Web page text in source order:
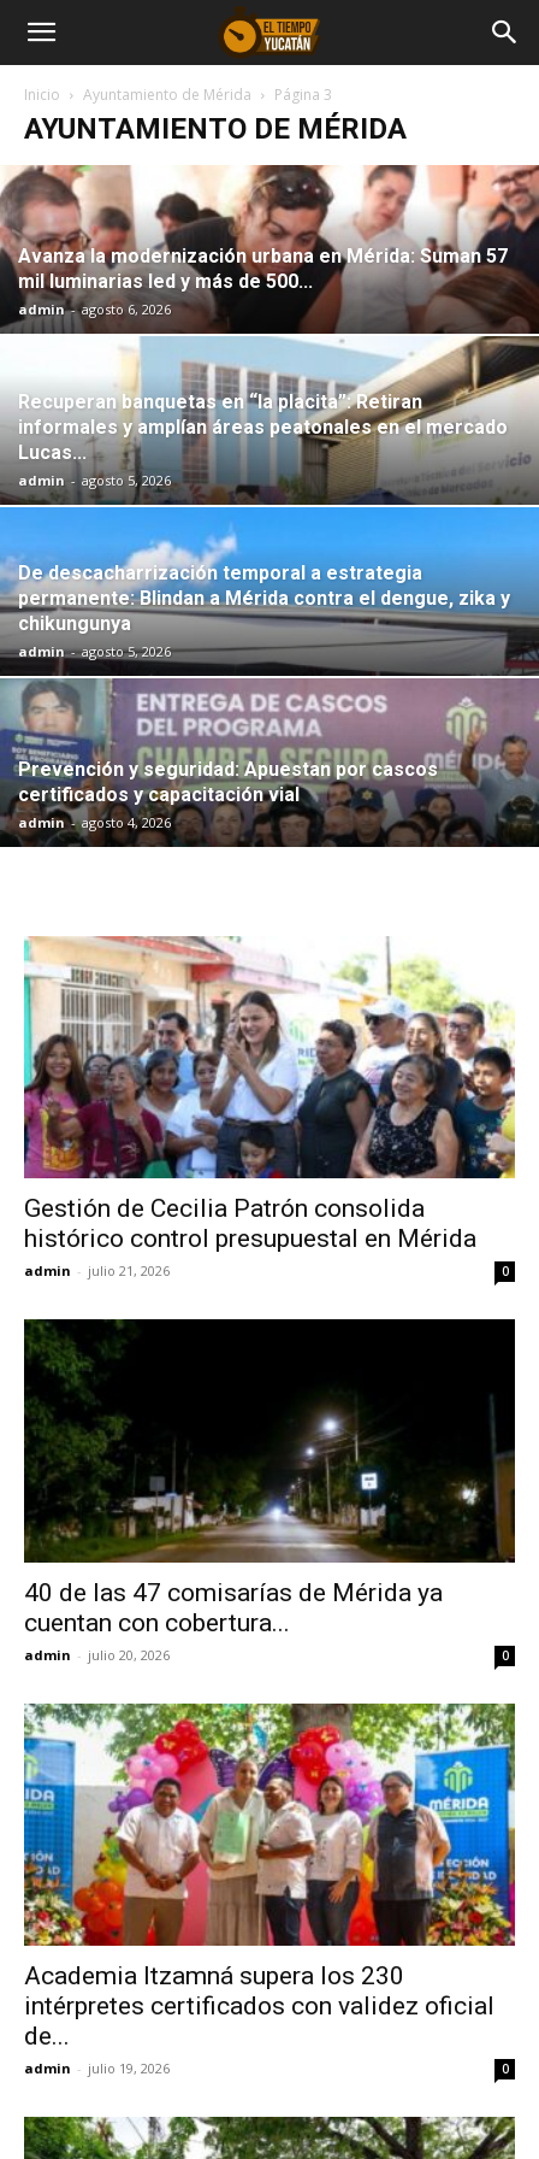
Inicio Ayuntamiento de Mérida Página 3
AYUNTAMIENTO DE MÉRIDA
Avanza la modernización urbana en Mérida: Suman 57
mil luminarias led y más de 500...
admin - agosto 6, 2026
Recuperan banquetas en “la placita”: Retiran
informales y amplían áreas peatonales en el mercado
Lucas...
admin - agosto 5, 2026
De descacharrización temporal a estrategia
permanente: Blindan a Mérida contra el dengue, zika y
chikungunya
admin - agosto 5, 2026
Prevención y seguridad: Apuestan por cascos
certificados y capacitación vial
admin - agosto 4, 2026
Gestión de Cecilia Patrón consolida
histórico control presupuestal en Mérida
admin - julio 21, 2026 0
40 de las 47 comisarías de Mérida ya
cuentan con cobertura...
admin - julio 20, 2026 0
Academia Itzamná supera los 230
intérpretes certificados con validez oficial
de...
admin - julio 19, 2026 0